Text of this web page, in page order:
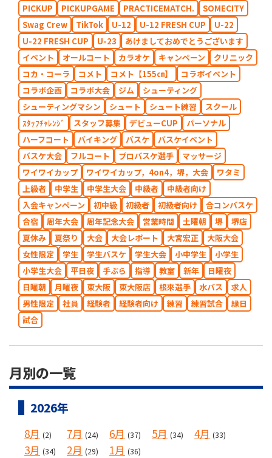
PICKUP PICKUPGAME PRACTICEMATCH.
SOMECITY
Swag Crew
TikTok U-12 U-12 FRESH CUP
U-22
U-22 FRESH CUP
U-23
あけましておめでとうございます
イベント
オールコート カラオケ キャンペーン
クリニック
コカ・コーラ
コメト コメト【155㎝】
コラボイベント
コラボ企画
コラボ大会 ジム
シューティング
シューティングマシン
シュート シュート練習
スクール
ｽﾀｯﾌﾁｬﾚﾝｼﾞ
スタッフ募集 デビューCUP
パーソナル
ハーフコート
バイキング バスケ
バスケイベント
バスケ大会
フルコート プロバスケ選手
マッサージ
ワイワイカップ
ワイワイカップ，4on4，堺，大会
ワタミ
上級者
中学生 中学生大会 中級者
中級者向け
入会キャンペーン
初中級 初級者 初級者向け
合コンバスケ
合宿
周年大会 周年記念大会 営業時間 土曜朝 堺
堺店
夏休み
夏祭り 大会 大会レポート 大宮宏正
大阪大会
女性限定
学生 学生バスケ 学生大会 小中学生
小学生
小学生大会
平日夜 手ぶら 指導 教室 新年
日曜夜
日曜朝
月曜夜 東大阪 東大阪店 根來選手 水バス
求人
男性限定
社員 経験者 経験者向け 練習 練習試合
縁日
試合
月別の一覧
2026年
8月 (2) 7月 (24) 6月 (37) 5月 (34) 4月 (33)
3月 (34) 2月 (29) 1月 (36)